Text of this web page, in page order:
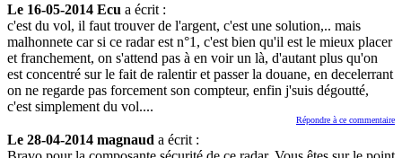
Le 16-05-2014 Ecu a écrit :
c'est du vol, il faut trouver de l'argent, c'est une solution,.. mais
malhonnete car si ce radar est n°1, c'est bien qu'il est le mieux placer
et franchement, on s'attend pas à en voir un là, d'autant plus qu'on
est concentré sur le fait de ralentir et passer la douane, en decelerrant
on ne regarde pas forcement son compteur, enfin j'suis dégoutté,
c'est simplement du vol....
Répondre à ce commentaire
Le 28-04-2014 magnaud a écrit :